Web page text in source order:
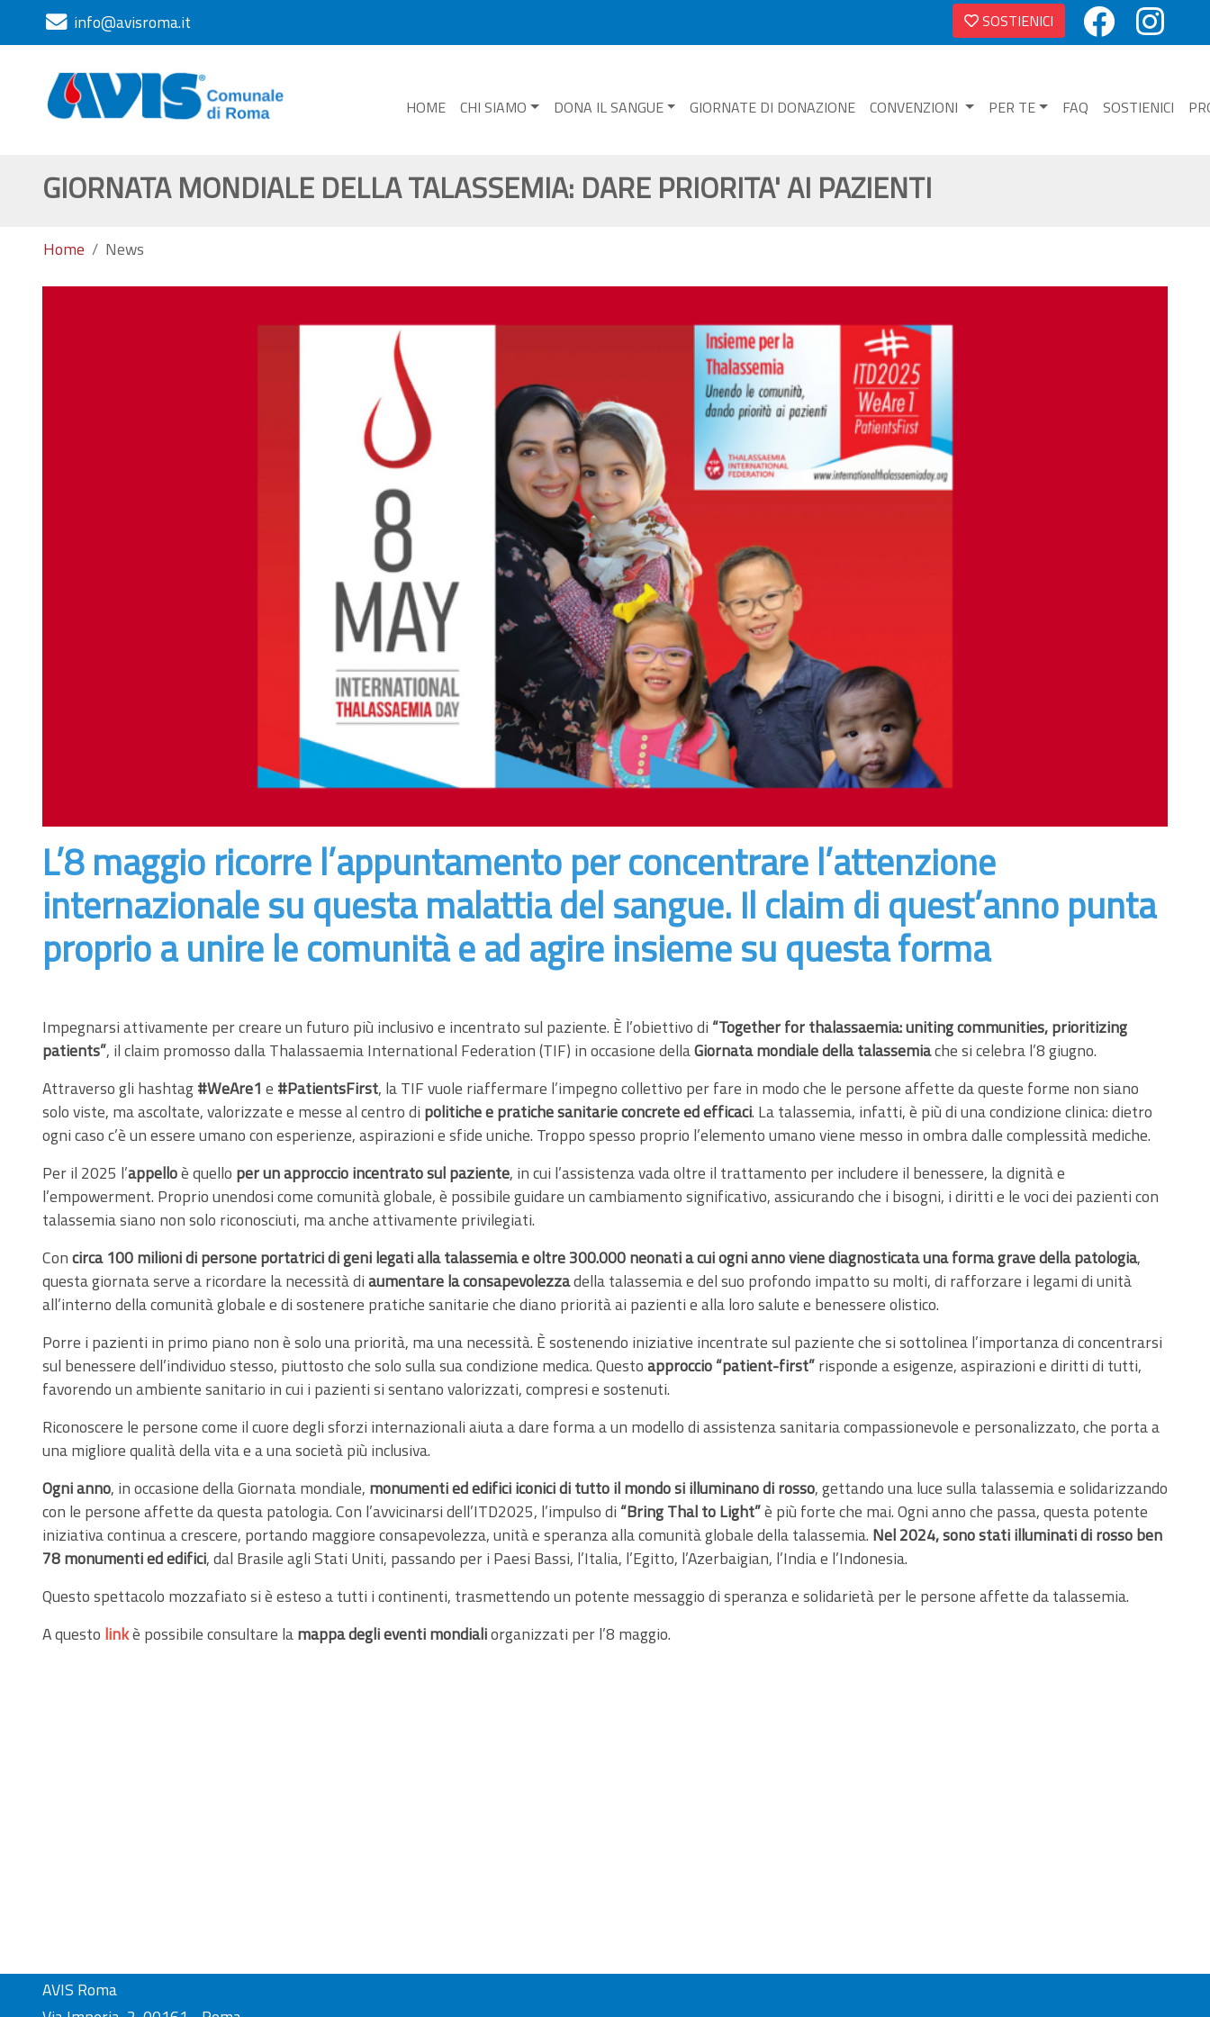
info@avisroma.it SOSTIENICI
HOME CHI SIAMO DONA IL SANGUE GIORNATE DI DONAZIONE CONVENZIONI PER TE FAQ SOSTIENICI
GIORNATA MONDIALE DELLA TALASSEMIA: DARE PRIORITA' AI PAZIENTI
Home News
L’8 maggio ricorre l’appuntamento per concentrare l’attenzione
internazionale su questa malattia del sangue. Il claim di quest’anno punta
proprio a unire le comunità e ad agire insieme su questa forma
Impegnarsi attivamente per creare un futuro più inclusivo e incentrato sul paziente. È l’obiettivo di “Together for thalassaemia: uniting communities, prioritizing
patients”, il claim promosso dalla Thalassaemia International Federation (TIF) in occasione dellaGiornata mondiale della talassemiache si celebra l’8 giugno.
Attraverso gli hashtag#WeAre1 e #PatientsFirst, la TIF vuole riaffermare l’impegno collettivo per fare in modo che le persone affette da queste forme non siano
solo viste, ma ascoltate, valorizzate e messe al centro di politiche e pratiche sanitarie concrete ed efficaci. La talassemia, infatti, è più di una condizione clinica: dietro
ogni caso c’è un essere umano con esperienze, aspirazioni e sfide uniche. Troppo spesso proprio l’elemento umano viene messo in ombra dalle complessità mediche.
Per il 2025 l’appelloè quello per un approccio incentrato sul paziente, in cui l’assistenza vada oltre il trattamento per includere il benessere, la dignità e
l’empowerment. Proprio unendosi come comunità globale, è possibile guidare un cambiamento significativo, assicurando che i bisogni, i diritti e le voci dei pazienti con
talassemia siano non solo riconosciuti, ma anche attivamente privilegiati.
Concirca 100 milioni di persone portatrici di geni legati alla talassemia e oltre 300.000 neonati a cui ogni anno viene diagnosticata una forma grave della patologia,
questa giornata serve a ricordare la necessità diaumentare la consapevolezzadella talassemia e del suo profondo impatto su molti, di rafforzare i legami di unità
all’interno della comunità globale e di sostenere pratiche sanitarie che diano priorità ai pazienti e alla loro salute e benessere olistico.
Porre i pazienti in primo piano non è solo una priorità, ma una necessità. È sostenendo iniziative incentrate sul paziente che si sottolinea l’importanza di concentrarsi
sul benessere dell’individuo stesso, piuttosto che solo sulla sua condizione medica. Questoapproccio “patient-first”risponde a esigenze, aspirazioni e diritti di tutti,
favorendo un ambiente sanitario in cui i pazienti si sentano valorizzati, compresi e sostenuti.
Riconoscere le persone come il cuore degli sforzi internazionali aiuta a dare forma a un modello di assistenza sanitaria compassionevole e personalizzato, che porta a
una migliore qualità della vita e a una società più inclusiva.
Ogni anno, in occasione della Giornata mondiale, monumenti ed edifici iconici di tutto il mondo si illuminano di rosso, gettando una luce sulla talassemia e solidarizzando
con le persone affette da questa patologia. Con l’avvicinarsi dell’ITD2025, l’impulso di “Bring Thal to Light”è più forte che mai. Ogni anno che passa, questa potente
iniziativa continua a crescere, portando maggiore consapevolezza, unità e speranza alla comunità globale della talassemia. Nel 2024, sono stati illuminati di rosso ben
78 monumenti ed edifici, dal Brasile agli Stati Uniti, passando per i Paesi Bassi, l’Italia, l’Egitto, l’Azerbaigian, l’India e l’Indonesia.
Questo spettacolo mozzafiato si è esteso a tutti i continenti, trasmettendo un potente messaggio di speranza e solidarietà per le persone affette da talassemia.
A questo linkè possibile consultare lamappa degli eventi mondialiorganizzati per l’8 maggio.
AVIS Roma